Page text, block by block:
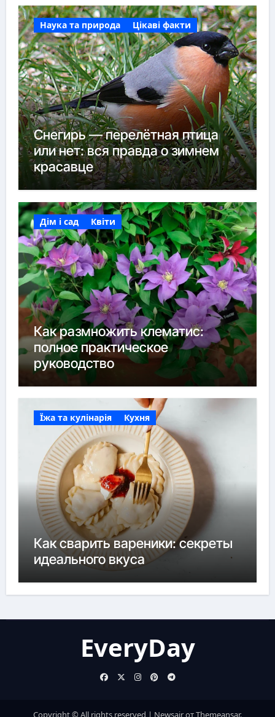
Наука та природа Цікаві факти
Снегирь — перелётная птица
или нет: вся правда о зимнем
красавце
Дім і сад Квіти
Как размножить клематис:
полное практическое
руководство
Їжа та кулінарія Кухня
Как сварить вареники: секреты
идеального вкуса
EveryDay
Copyright © All rights reserved | NewsairотThemeansar.